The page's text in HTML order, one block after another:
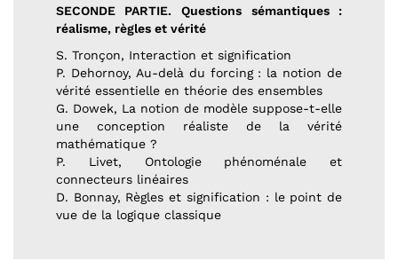
SECONDE PARTIE. Questions sémantiques :
réalisme, règles et vérité
S. Tronçon, Interaction et signification
P. Dehornoy, Au-delà du forcing : la notion de
vérité essentielle en théorie des ensembles
G. Dowek, La notion de modèle suppose-t-elle
une conception réaliste de la vérité
mathématique ?
P. Livet, Ontologie phénoménale et
connecteurs linéaires
D. Bonnay, Règles et signification : le point de
vue de la logique classique